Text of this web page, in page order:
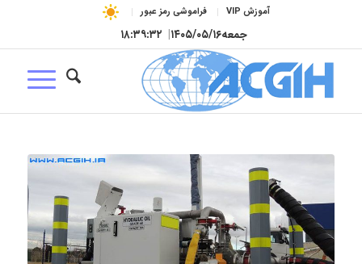
آموزش VIP فراموشی رمز عبور
جمعه۱۴۰۵/۰۵/۱۶| ۱۸:۳۹:۳۳